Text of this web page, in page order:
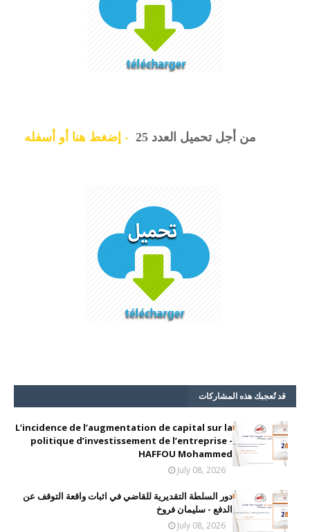
من أجل تحميل العدد 25 -إضغط هنا أو أسفله
قد تُعجبك هذه المشاركات
L’incidence de l’augmentation de capital sur la
politique d’investissement de l’entreprise -
HAFFOU Mohammed
July 08, 2026
دور السلطة التقديرية للقاضي في اثبات واقعة التوقف عن
الدفع - سليمان فروخ
July 08, 2026